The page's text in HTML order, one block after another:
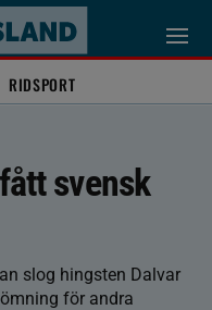
RIDSPORT
svensk
slog hingsten Dalvar
för andra